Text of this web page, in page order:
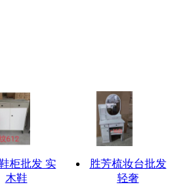
柜批发 实
木鞋
胜芳梳妆台批发
轻奢